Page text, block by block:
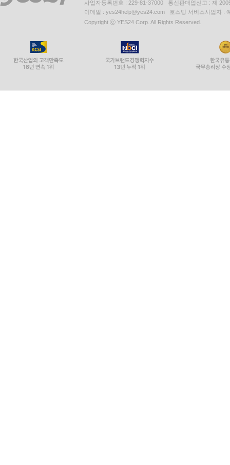
사업자등록번호 : 229-81-37000 통신판매업신고 : 제
이메일 : yes24help@yes24.com 호스팅 서비스사업자 :
Copyright ⓒ YES24 Corp. All Rights Reserved.